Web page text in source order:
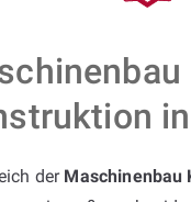
der Maschinenbau